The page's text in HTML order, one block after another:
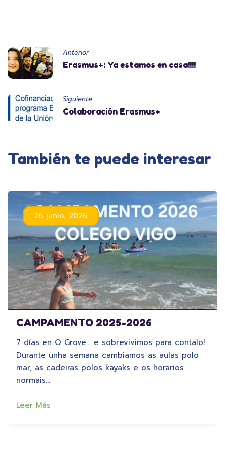
Anterior
Erasmus+: Ya estamos en casa!!!!
Siguiente
Colaboración Erasmus+
También te puede interesar
26 junio, 2026
CAMPAMENTO 2025-2026
7 días en O Grove… e sobrevivimos para contalo!
Durante unha semana cambiamos as aulas polo
mar, as cadeiras polos kayaks e os horarios
normais…
Leer Más